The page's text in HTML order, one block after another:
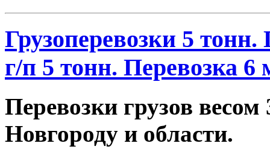
Грузоперевозки 5
г/п 5 тонн. Перевозка 6
Перевозки грузов
Новгороду и области.